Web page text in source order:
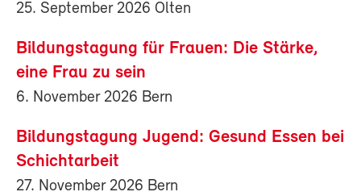
25. September 2026 Olten
Bildungstagung für Frauen: Die Stärke,
eine Frau zu sein
6. November 2026 Bern
Bildungstagung Jugend: Gesund Essen bei
Schichtarbeit
27. November 2026 Bern